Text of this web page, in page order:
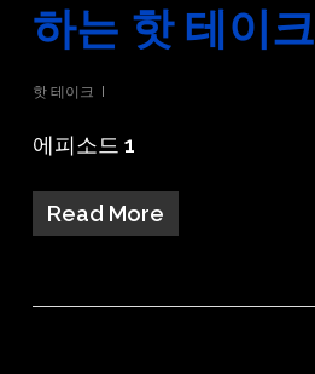
하는 핫 테이크
핫 테이크
에피소드 1
Read More